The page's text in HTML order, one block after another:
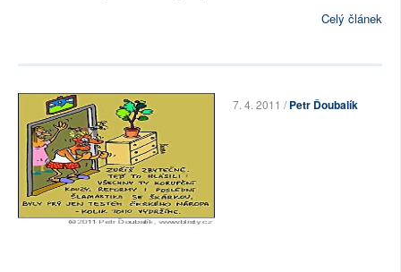
Celý článek
7. 4. 2011 /Petr Ďoubalík